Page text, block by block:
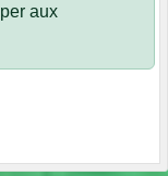
aux